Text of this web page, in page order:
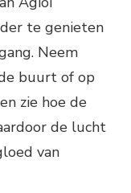
te genieten
Neem
buurt of op
zie hoe de
de lucht
van